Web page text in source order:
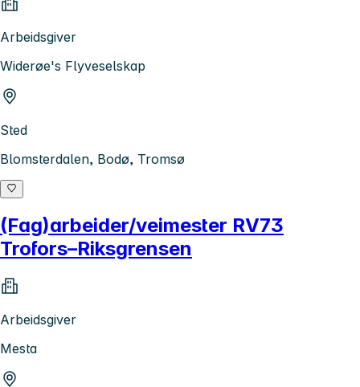
Arbeidsgiver
Widerøe's Flyveselskap
Sted
Blomsterdalen, Bodø, Tromsø
(Fag)arbeider/veimester RV73
Trofors–Riksgrensen
Arbeidsgiver
Mesta